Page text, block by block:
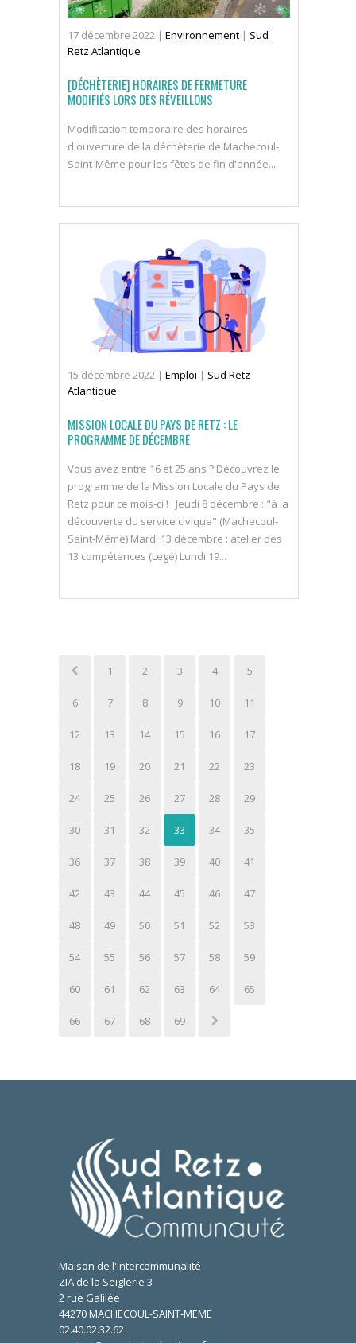
17 décembre 2022 | Environnement | Sud
Retz Atlantique
[DÉCHÈTERIE] HORAIRES DE FERMETURE
MODIFIÉS LORS DES RÉVEILLONS
Modification temporaire des horaires
d'ouverture de la déchèterie de Machecoul-
Saint-Même pour les fêtes de fin d'année....
15 décembre 2022 | Emploi | Sud Retz
Atlantique
MISSION LOCALE DU PAYS DE RETZ : LE
PROGRAMME DE DÉCEMBRE
Vous avez entre 16 et 25 ans ? Découvrez le
programme de la Mission Locale du Pays de
Retz pour ce mois-ci ! Jeudi 8 décembre : "à la
découverte du service civique" (Machecoul-
Saint-Même) Mardi 13 décembre : atelier des
13 compétences (Legé) Lundi 19...
1 2 3 4 5
6 7 8 9 10 11
12 13 14 15 16 17
18 19 20 21 22 23
24 25 26 27 28 29
30 31 32 33 34 35
36 37 38 39 40 41
42 43 44 45 46 47
48 49 50 51 52 53
54 55 56 57 58 59
60 61 62 63 64 65
66 67 68 69
Maison de l'intercommunalité
ZIA de la Seiglerie 3
2 rue Galilée
44270 MACHECOUL-SAINT-MEME
02.40.02.32.62